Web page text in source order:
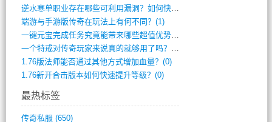
逆水寒单职业存在哪些可利用漏洞？如何快速(1)
端游与手游版传奇在玩法上有何不同？(1)
一键元宝完成任务究竟能带来哪些超值优势？(0)
一个特戒对传奇玩家来说真的就够用了吗？(0)
1.76版法师能否通过其他方式增加血量？(0)
1.76新开合击版本如何快速提升等级？(0)
最热标签
传奇私服 (650)